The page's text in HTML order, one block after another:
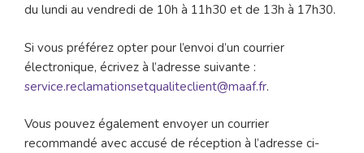
du lundi au vendredi de 10h à 11h30 et de 13h à 17h30.
Si vous préférez opter pour l’envoi d’un courrier
électronique, écrivez à l’adresse suivante :
service.reclamationsetqualiteclient@maaf.fr.
Vous pouvez également envoyer un courrier
recommandé avec accusé de réception à l’adresse ci-